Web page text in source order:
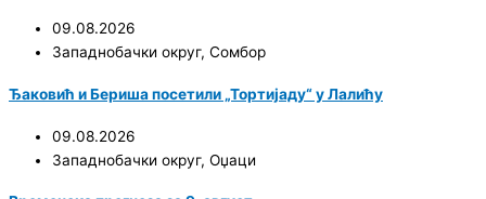
09.08.2026
Западнобачки округ, Сомбор
Ђаковић и Бериша посетили „Тортијаду“ у Лалићу
09.08.2026
Западнобачки округ, Оџаци